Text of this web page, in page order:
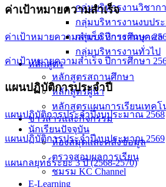
กลุ่มบริหารงานวิชาก
กลุ่มบริหารงานงบปร
กลุ่มบริหารงานบุคคล
กลุ่มบริหารงานทั่วไป
หลักสูตร
หลักสูตรสถานศึกษา
หลักสูตรผู้นำ
หลักสูตรแผนการเรียนเทค
ข่าวสารและกิจกรรม
นักเรียนปัจจุบัน
ห้องสมุดและคลังข้อมูล
ตรวจสอบผลการเรียน
ชมรม KC Channel
E-Learning
ค่าเป้าหมายความสำเร็จ
ค่าเป้าหมายความสำเร็จ ปีการศึกษา
ค่าเป้าหมายความสำเร็จ ปีการศึกษา
แผนปฏิบัติการประจำปี
แผนปฎิบัติการประจำปีงบประมาณ 2568
แผนปฏิบัติการประจำปีงบประมาณ 2569
แผนกลยุทธ์ระยะ 3 ปี (2568-2570)